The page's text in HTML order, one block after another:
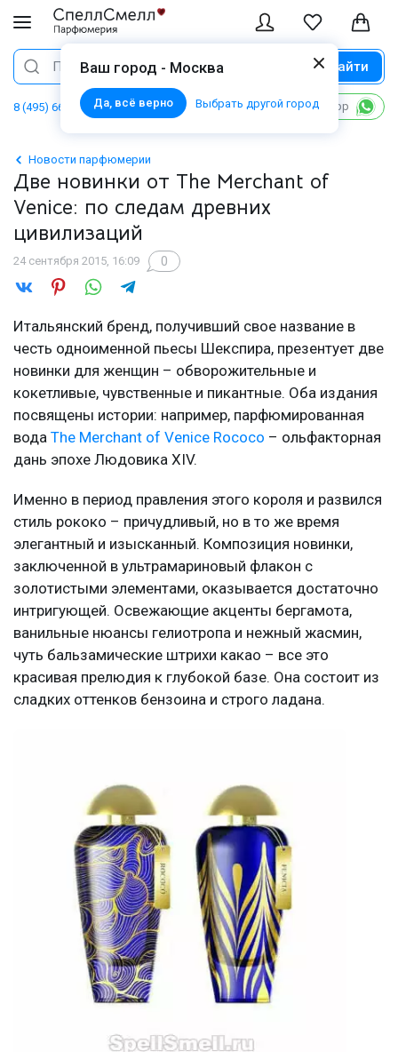
Ваш город - Москва
Да, всё верно Выбрать другой город
Поиск Найти
8 (495) 668 06 02 Написать в WhatsApp
Новости парфюмерии
Две новинки от The Merchant of
Venice: по следам древних
цивилизаций
24 сентября 2015, 16:09 0
Итальянский бренд, получивший свое название в
честь одноименной пьесы Шекспира, презентует две
новинки для женщин – обворожительные и
кокетливые, чувственные и пикантные. Оба издания
посвящены истории: например, парфюмированная
вода The Merchant of Venice Rococo – ольфакторная
дань эпохе Людовика XIV.
Именно в период правления этого короля и развился
стиль рококо – причудливый, но в то же время
элегантный и изысканный. Композиция новинки,
заключенной в ультрамариновый флакон с
золотистыми элементами, оказывается достаточно
интригующей. Освежающие акценты бергамота,
ванильные нюансы гелиотропа и нежный жасмин,
чуть бальзамические штрихи какао – все это
красивая прелюдия к глубокой базе. Она состоит из
сладких оттенков бензоина и строго ладана.